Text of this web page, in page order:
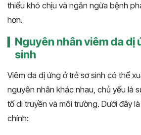
thiểu khó chịu và ngăn ngừa bệnh
hơn.
Nguyên nhân viêm da dị
sinh
Viêm da dị ứng ở trẻ sơ sinh có thể
nguyên nhân khác nhau, chủ yếu là
tố di truyền và môi trường. Dưới đây
chính: